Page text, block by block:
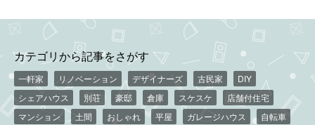
カテゴリから記事をさがす
一軒家 リノベーション デザイナーズ 古民家
DIY
シェアハウス
別荘 豪邸 倉庫 スケスケ
店舗付住宅
マンション
土間 おしゃれ 平屋 ガレージハウス
自転車